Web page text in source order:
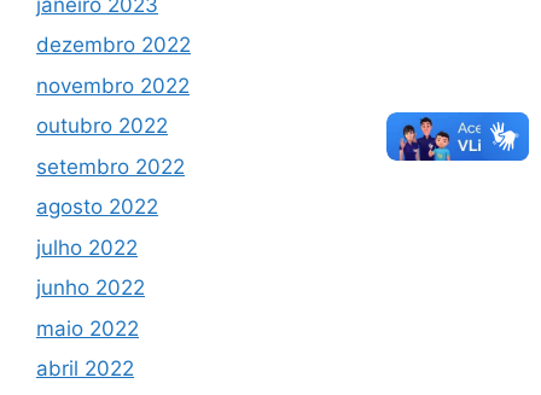
dezembro 2022
novembro 2022
outubro 2022
setembro 2022
agosto 2022
julho 2022
junho 2022
maio 2022
abril 2022